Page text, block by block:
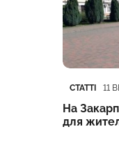
Категорія
СТАТТІ
Дата 11
На
для